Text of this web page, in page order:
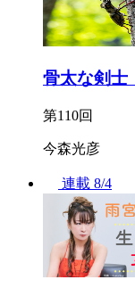
骨太な剣
第110回
今森光彦
連載 8/4